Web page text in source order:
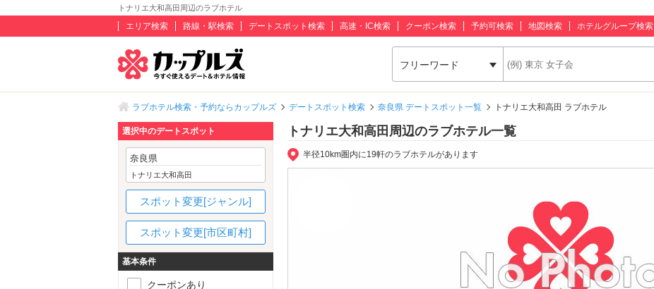
トナリエ大和高田周辺のラブホテル
エリア検索 路線・駅検索 デートスポット検索 高速・IC検索 クーポン検索 予約可検索 地図検索 ホテルグループ検索
フリーワード
ラブホテル検索・予約ならカップルズ デートスポット検索 奈良県 デートスポット一覧 トナリエ大和高田 ラブホテル
トナリエ大和高田周辺のラブホテル一覧
半径10km圏内に19軒のラブホテルがあります
選択中のデートスポット
奈良県
トナリエ大和高田
スポット変更[ジャンル]
スポット変更[市区町村]
基本条件
クーポンあり